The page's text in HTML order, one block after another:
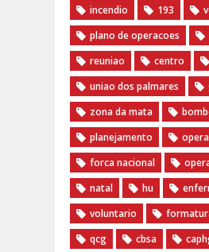
incendio
193
plano de operacoes
reuniao
centro
uniao dos palmares
zona da mata
planejamento
forca nacional
natal
hu
voluntario
qcg
cbsa